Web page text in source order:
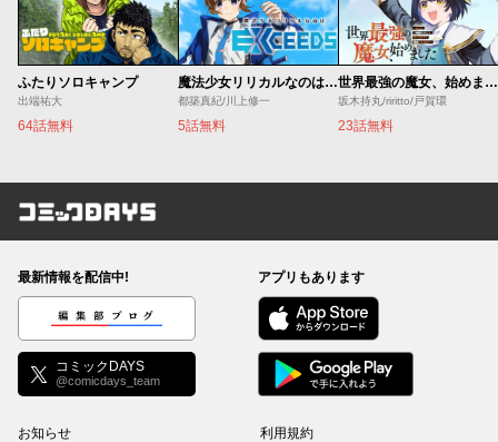
ふたりソロキャンプ
出端祐大
64話無料
魔法少女リリカルなのは EXCEEDS
都築真紀/川上修一
5話無料
世界最強の魔女、始めました ～私だけ『攻略サイト』を見れる世界で自由に生きます～
坂木持丸/riritto/戸賀環
23話無料
コミックDAYS
最新情報を配信中!
編集部ブログ
コミックDAYS
@comicdays_team
アプリもあります
お知らせ 利用規約